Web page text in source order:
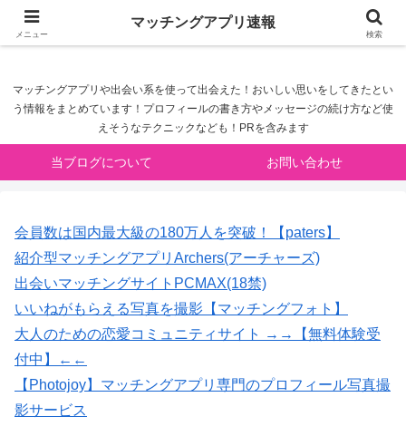
マッチングアプリ速報
マッチングアプリや出会い系を使って出会えた！おいしい思いをしてきたとい
う情報をまとめています！プロフィールの書き方やメッセージの続け方など使
えそうなテクニックなども！PRを含みます
当ブログについて お問い合わせ
会員数は国内最大級の180万人を突破！【paters】
紹介型マッチングアプリArchers(アーチャーズ)
出会いマッチングサイトPCMAX(18禁)
いいねがもらえる写真を撮影【マッチングフォト】
大人のための恋愛コミュニティサイト →→【無料体験受
付中】←←
【Photojoy】マッチングアプリ専門のプロフィール写真撮
影サービス
メニュー
マッチングアプリ速報
検索